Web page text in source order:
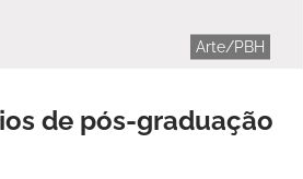
Arte/PBH
de pós-graduação